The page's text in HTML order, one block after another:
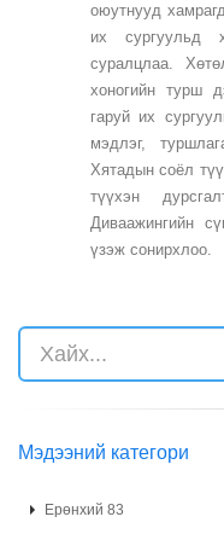
оюутнууд
их сургуульд
суралцлаа.
хоногийн турш
гаруй их
мэдлэг,
Хятадын соёл
түүхэн
Диваажингийн
үзэж сонирхлоо.
Мэдээний категори
Ерөнхий 83